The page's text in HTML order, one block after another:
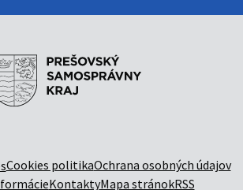
Cookies politikaOchrana osobných údajov
KontaktyMapa stránokRSS